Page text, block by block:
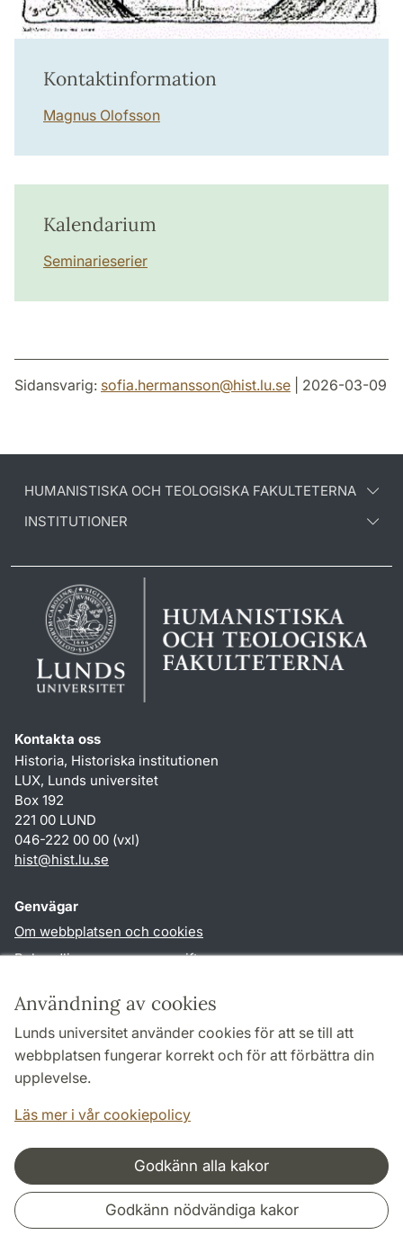
Användning av cookies
Lunds universitet använder cookies för att se till att
webbplatsen fungerar korrekt och för att förbättra din
upplevelse.
Läs mer i vår cookiepolicy
Godkänn alla kakor
Godkänn nödvändiga kakor
Kontaktinformation
Magnus Olofsson
Kalendarium
Seminarieserier
Sidansvarig: sofia.hermansson@hist.lu.se | 2026-03-09
HUMANISTISKA OCH TEOLOGISKA FAKULTETERNA
INSTITUTIONER
Kontakta oss
Historia, Historiska institutionen
LUX, Lunds universitet
Box 192
221 00 LUND
046-222 00 00 (vxl)
hist@hist.lu.se
Genvägar
Om webbplatsen och cookies
Behandling av personuppgifter
TYPO3-login
Följ oss i sociala medier
Samarbeten och nätverk